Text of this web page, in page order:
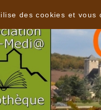
des cookies et vous